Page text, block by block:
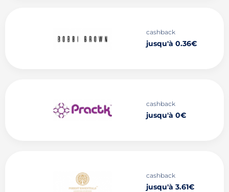
cashback
jusqu'à 0.36€
cashback
jusqu'à 0€
cashback
jusqu'à 3.61€